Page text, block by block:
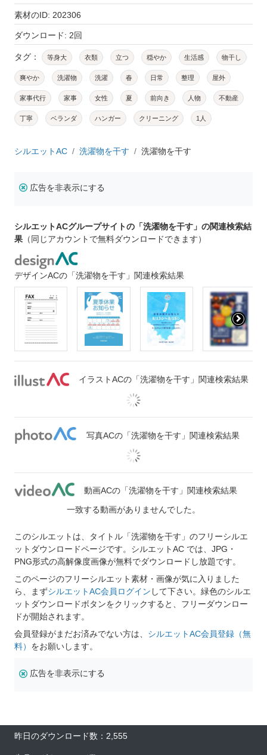
素材のID: 202306
ダウンロード: 2回
タグ： 等身大 衣類 立つ 穏やか 生活感 物干し
爽やか 洗濯物 洗濯 春 日常 整理 屋外
家事代行 家事 女性 夏 前向き 人物 不動産
丁寧 ベランダ ハンガー クリーニング 1人
シルエットAC 洗濯物を干す 洗濯物を干す
広告を非表示にする
シルエットACグループサイトの「洗濯物を干す」の関連検索結
果 （同じアカウントで無料ダウンロードできます）
デザインACの「洗濯物を干す」関連検索結果
イラストACの「洗濯物を干す」関連検索結果
写真ACの「洗濯物を干す」関連検索結果
動画ACの「洗濯物を干す」関連検索結果
一致する動画がありませんでした。
このシルエットは、タイトル「洗濯物を干す」のフリーシルエ
ットダウンロードページです。シルエットAC では、JPG・
PNG形式の高解像度画像が無料でダウンロードし放題です。
このページのフリーシルエット素材・画像が気に入りました
ら、まずシルエットAC会員ログイン して下さい。緑色のシルエ
ットダウンロードボタンをクリックすると、フリーダウンロー
ドが開始されます。
会員登録がまだお済みでない方は、 シルエットAC会員登録（無
料） をお願いします。
広告を非表示にする
昨日のダウンロード数：2,555